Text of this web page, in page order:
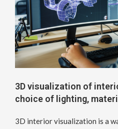
3D visualization of
choice of lighting,
3D interior visualization is a